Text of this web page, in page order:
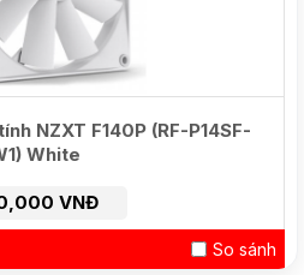
NZXT F140P (RF-P14SF-
White
VNĐ
So sánh